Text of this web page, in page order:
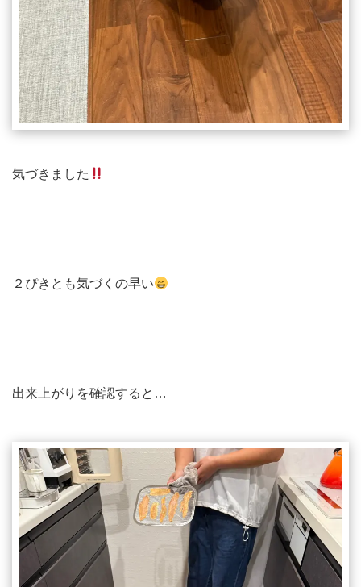
気づきました
２ぴきとも気づくの早い
出来上がりを確認すると…